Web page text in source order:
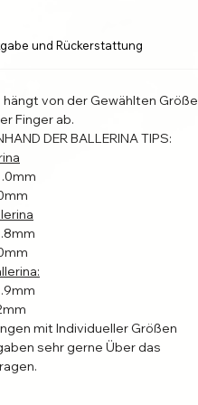
und Rückerstattung
hängt von der Gewählten Größe
Finger ab.
DER BALLERINA TIPS:
mit Individueller Größen
sehr gerne Über das